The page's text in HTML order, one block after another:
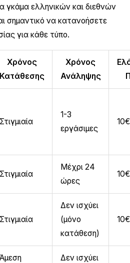
γκάμα ελληνικών και διεθνών
σημαντικό να κατανοήσετε
για κάθε τύπο.
Χρόνος
Κατάθεσης
Χρόνος
Ανάληψης
Στιγμιαία
1-3
εργάσιμες
10€
Στιγμιαία
Μέχρι 24
ώρες
10€
Στιγμιαία
Δεν ισχύει
(μόνο
κατάθεση)
10€
Άμεση
Δεν ισχύει